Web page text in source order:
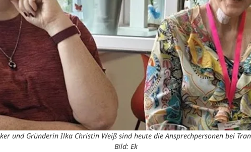
und Gründerin Ilka Christin Weiß sind heute die Ansprechpersonen bei
Bild: Ek